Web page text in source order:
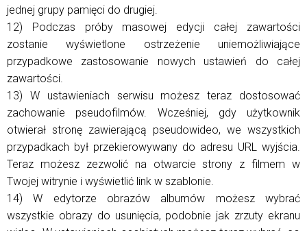
jednej grupy pamięci do drugiej.
12) Podczas próby masowej edycji całej zawartości
zostanie wyświetlone ostrzeżenie uniemożliwiające
przypadkowe zastosowanie nowych ustawień do całej
zawartości.
13) W ustawieniach serwisu możesz teraz dostosować
zachowanie pseudofilmów. Wcześniej, gdy użytkownik
otwierał stronę zawierającą pseudowideo, we wszystkich
przypadkach był przekierowywany do adresu URL wyjścia.
Teraz możesz zezwolić na otwarcie strony z filmem w
Twojej witrynie i wyświetlić link w szablonie.
14) W edytorze obrazów albumów możesz wybrać
wszystkie obrazy do usunięcia, podobnie jak zrzuty ekranu